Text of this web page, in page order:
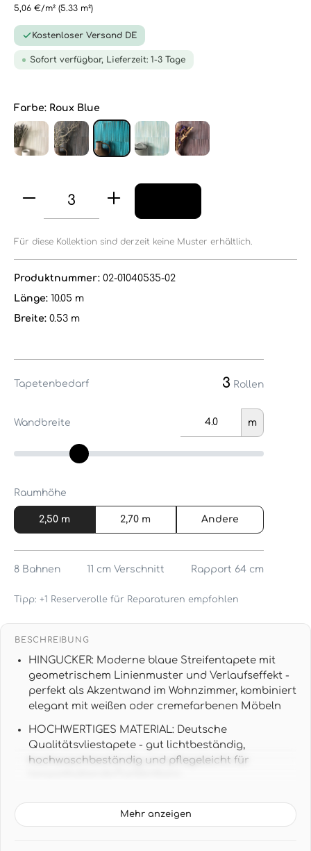
5,06 €/m² (5.33 m²)
Kostenloser Versand DE
Sofort verfügbar, Lieferzeit: 1-3 Tage
Farbe: Roux Blue
Für diese Kollektion sind derzeit keine Muster erhältlich.
Produktnummer: 02-01040535-02
Länge: 10.05 m
Breite: 0.53 m
Tapetenbedarf 3 Rollen
Wandbreite m
Raumhöhe
2,50 m 2,70 m Andere
8 Bahnen 11 cm Verschnitt Rapport 64 cm
Tipp: +1 Reserverolle für Reparaturen empfohlen
BESCHREIBUNG
HINGUCKER: Moderne blaue Streifentapete mit
geometrischem Linienmuster und Verlaufseffekt -
perfekt als Akzentwand im Wohnzimmer, kombiniert
elegant mit weißen oder cremefarbenen Möbeln
HOCHWERTIGES MATERIAL: Deutsche
Qualitätsvliestapete - gut lichtbeständig,
hochwaschbeständig und pflegeleicht für
64 cm Rapport mit geradem Ansatz für präzise
Musterpassung
Mehr anzeigen